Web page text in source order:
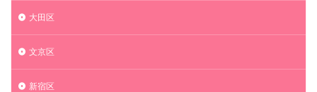
大田区
文京区
新宿区